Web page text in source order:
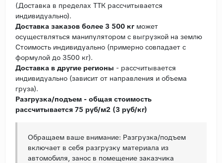
(Доставка в пределах ТТК рассчитывается
индивидуально).
Доставка заказов более 3 500 кг может
осуществляться манипулятором с выгрузкой на землю
Стоимость индивидуально (примерно совпадает с
формулой до 3500 кг).
Доставка в другие регионы - рассчитывается
индивидуально (зависит от направления и объема
груза).
Разгрузка/подъем - общая стоимость
рассчитывается 75 руб/м2 (3 руб/кг)
Обращаем ваше внимание: Разгрузка/подъем
включает в себя разгрузку материала из
автомобиля, занос в помещение заказчика